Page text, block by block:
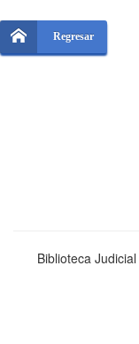
Regresar
Biblioteca Judicial